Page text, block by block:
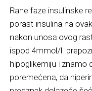
Rane faze insulinske
porast insulina na
nakon unosa ovog
ispod 4mmol/l
hipoglikemiju i znamo
poremećena, da